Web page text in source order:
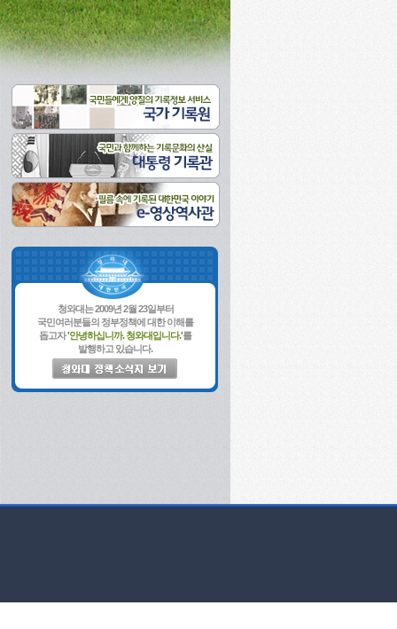
청와대는 2009년 2월 23일부터
국민여러분들의 정부정책에 대한 이해를
돕고자'안녕하십니까. 청와대입니다.'를
발행하고 있습니다.